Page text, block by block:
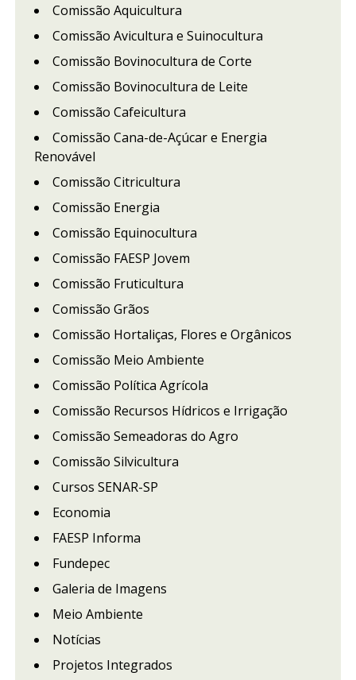
Comissão Aquicultura
Comissão Avicultura e Suinocultura
Comissão Bovinocultura de Corte
Comissão Bovinocultura de Leite
Comissão Cafeicultura
Comissão Cana-de-Açúcar e Energia
Renovável
Comissão Citricultura
Comissão Energia
Comissão Equinocultura
Comissão FAESP Jovem
Comissão Fruticultura
Comissão Grãos
Comissão Hortaliças, Flores e Orgânicos
Comissão Meio Ambiente
Comissão Política Agrícola
Comissão Recursos Hídricos e Irrigação
Comissão Semeadoras do Agro
Comissão Silvicultura
Cursos SENAR-SP
Economia
FAESP Informa
Fundepec
Galeria de Imagens
Meio Ambiente
Notícias
Projetos Integrados